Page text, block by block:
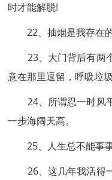
时才能解脱!
22、抽烟是我存在
23、大门背后有两个
意在那里逗留，呼吸垃
24、所谓忍一时风平
一步海阔天高。
25、人生总不能事事
26、这几年我活得一